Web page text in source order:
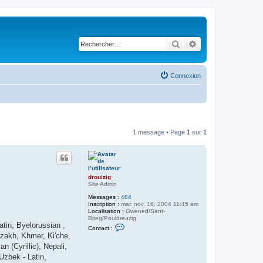
Rechercher
Connexion
1 message • Page 1 sur 1
drouizig
Site Admin
Messages : 484
Inscription : mar. nov. 16, 2004 11:45 am
Localisation : Gwened/Sant-
Brieg/Pouldreuzig
Contact :
Byelorussian ,
Khmer, Ki'che,
(Cyrillic), Nepali,
- Latin,